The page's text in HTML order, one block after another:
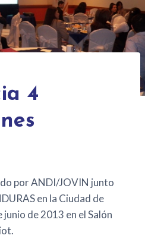
4
por ANDI/JOVIN junto
en la Ciudad de
de 2013 en el Salón